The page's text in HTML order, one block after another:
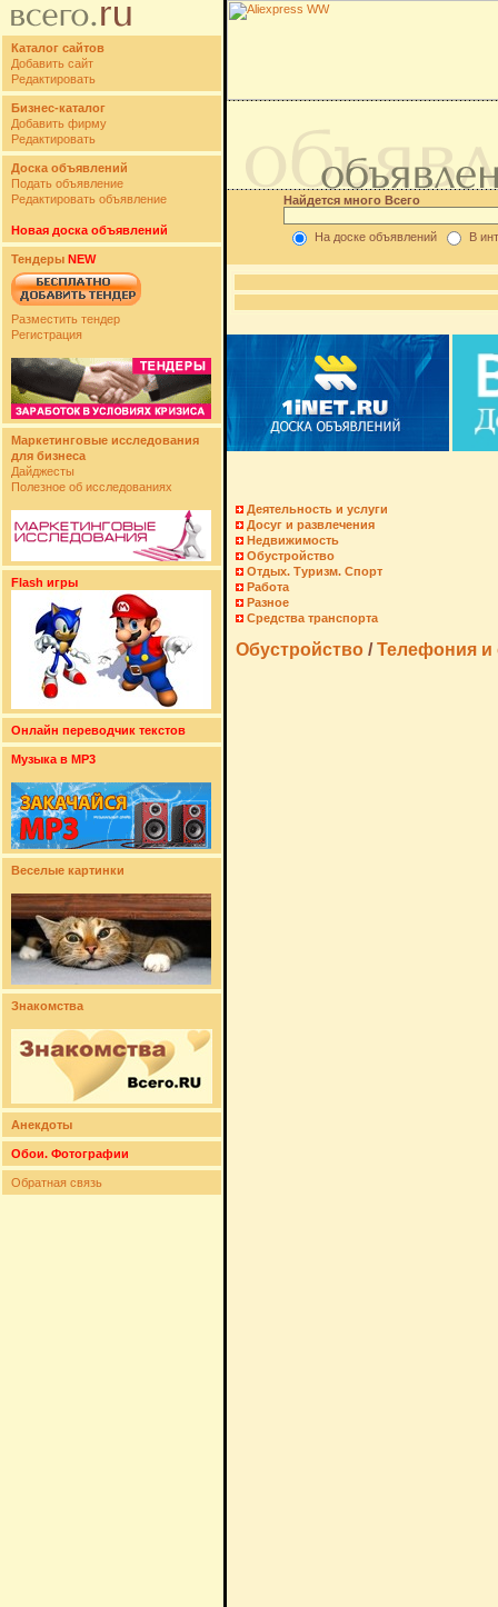
Каталог сайтов
Добавить сайт
Редактировать
Бизнес-каталог
Добавить фирму
Редактировать
Доска объявлений
Подать объявление
Редактировать объявление
Новая доска объявлений
Тендеры NEW
Разместить тендер
Регистрация
Маркетинговые исследования
для бизнеса
Дайджесты
Полезное об исследованиях
Flash игры
Онлайн переводчик текстов
Музыка в MP3
Веселые картинки
Знакомства
Анекдоты
Обои. Фотографии
Обратная связь
Найдется много Всего
На доске объявлений В
Деятельность и услуги
Досуг и развлечения
Недвижимость
Обустройство
Отдых. Туризм. Спорт
Работа
Разное
Средства транспорта
Обустройство / Телефония и